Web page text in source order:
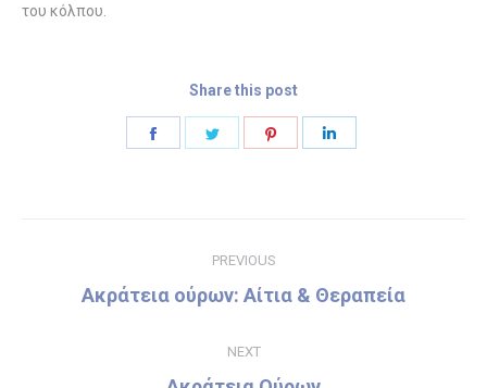
του κόλπου.
Share this post
Share
PREVIOUS
Previous
Ακράτεια ούρων: Αίτια & Θεραπεία
NEXT
Next